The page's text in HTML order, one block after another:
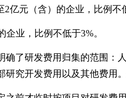
亿元（含）的企业，比例不
业，比例不低于3%。
研发费用归集的范围：
究开发费用以及其他费用